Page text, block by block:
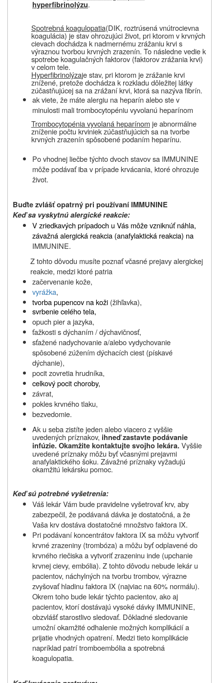
hyperfibrinolýzu.
Spotrebná koagulopatia(DIK, roztrúsená vnútrocievna
koagulácia) je stav ohrozujúci život, pri ktorom v krvných
cievach dochádza k nadmernému zrážaniu krvi s
výraznou tvorbou krvných zrazenín. To následne vedie k
spotrebe koagulačných faktorov (faktorov zrážania krvi)
v celom tele.
Hyperfibrinolýzaje stav, pri ktorom je zrážanie krvi
znížené, pretože dochádza k rozkladu dôležitej látky
zúčastňujúcej sa na zrážaní krvi, ktorá sa nazýva fibrín.
ak viete, že máte alergiu na heparín alebo ste v
minulosti mali trombocytopéniu vyvolanú heparínom
Trombocytopénia vyvolaná heparínom je abnormálne
zníženie počtu krviniek zúčastňujúcich sa na tvorbe
krvných zrazenín spôsobené podaním heparínu.
Po vhodnej liečbe týchto dvoch stavov sa IMMUNINE
môže podávať iba v prípade krvácania, ktoré ohrozuje
život.
Buďte zvlášť opatrný pri používaní IMMUNINE
Keď sa vyskytnú alergické reakcie:
V zriedkavých prípadoch u Vás môže vzniknúť náhla,
závažná alergická reakcia (anafylaktická reakcia) na
IMMUNINE.
Z tohto dôvodu musíte poznať včasné prejavy alergickej
reakcie, medzi ktoré patria
začervenanie kože,
vyrážka,
tvorba pupencov na koži (žihľavka),
svrbenie celého tela,
opuch pier a jazyka,
ťažkosti s dýchaním / dýchavičnosť,
sťažené nadychovanie a/alebo vydychovanie
spôsobené zúžením dýchacích ciest (pískavé
dýchanie),
pocit zovretia hrudníka,
celkový pocit choroby,
závrat,
pokles krvného tlaku,
bezvedomie.
Ak u seba zistíte jeden alebo viacero z vyššie
uvedených príznakov, ihneď zastavte podávanie
infúzie. Okamžite kontaktujte svojho lekára.Vyššie
uvedené príznaky môžu byť včasnými prejavmi
anafylaktického šoku. Závažné príznaky vyžadujú
okamžitú lekársku pomoc.
Keď sú potrebné vyšetrenia:
Váš lekár Vám bude pravidelne vyšetrovať krv, aby
zabezpečil, že podávaná dávka je dostatočná, a že
Vaša krv dostáva dostatočné množstvo faktora IX.
Pri podávaní koncentrátov faktora IX sa môžu vytvoriť
krvné zrazeniny (trombóza) a môžu byť odplavené do
krvného riečiska a vytvoriť zrazeninu inde (upchanie
krvnej cievy, embólia). Z tohto dôvodu nebude lekár u
pacientov, náchylných na tvorbu trombov, výrazne
zvyšovať hladinu faktora IX (najviac na 60% normálu).
Okrem toho bude lekár týchto pacientov, ako aj
pacientov, ktorí dostávajú vysoké dávky IMMUNINE,
obzvlášť starostlivo sledovať. Dôkladné sledovanie
umožní okamžité odhalenie možných komplikácií a
prijatie vhodných opatrení. Medzi tieto komplikácie
napríklad patrí tromboembólia a spotrebná
koagulopatia.